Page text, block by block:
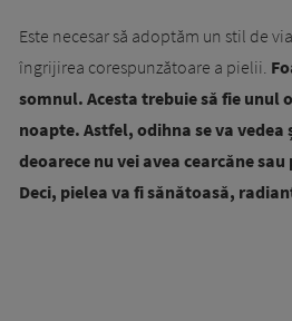
Este necesar să adoptăm un stil de
îngrijirea corespunzătoare a pielii.
somnul. Acesta trebuie să fie unul
noapte. Astfel, odihna se va vedea
deoarece nu vei avea cearcăne
Deci, pielea va fi sănătoasă,